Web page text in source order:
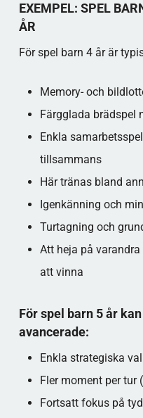
EXEMPEL: SPEL
ÅR
För spel barn 4 år är
Memory- och
Färgglada brädspel
Enkla
tillsammans​
Här tränas bland
Igenkänning och
Turtagning och
Att heja på
att vinna​
För spel barn 5 år
avancerade:
Enkla strategiska
Fler moment per tur
Fortsatt fokus på